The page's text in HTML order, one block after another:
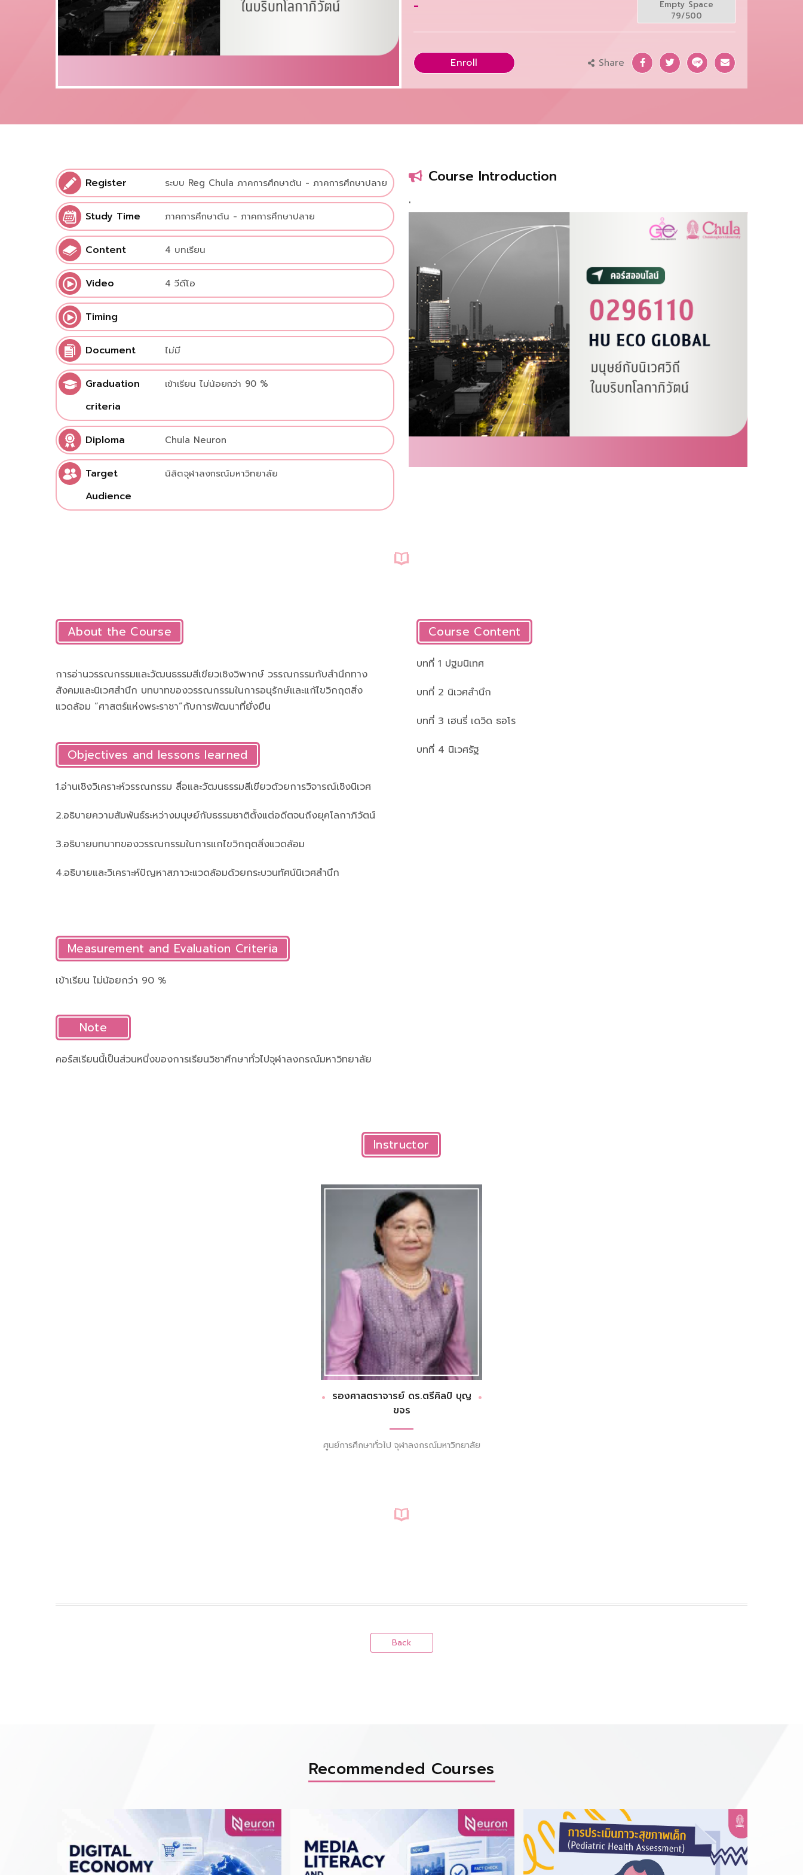
-
Empty Space
79/500
Enroll Share
Register ระบบ Reg Chula ภาคการศึกษาต้น - ภาคการศึกษาปลาย
Study Time ภาคการศึกษาต้น - ภาคการศึกษาปลาย
Content 4 บทเรียน
Video 4 วีดีโอ
Timing
Document ไม่มี
Graduation
criteria
เข้าเรียน ไม่น้อยกว่า 90 %
Diploma Chula Neuron
Target
Audience
นิสิตจุฬาลงกรณ์มหาวิทยาลัย
Course Introduction
'
About the Course
การอ่านวรรณกรรมและวัฒนธรรมสีเขียวเชิงวิพากษ์ วรรณกรรมกับสำนึกทาง
สังคมและนิเวศสำนึก บทบาทของวรรณกรรมในการอนุรักษ์และแก้ไขวิกฤตสิ่ง
แวดล้อม “ศาสตร์แห่งพระราชา”กับการพัฒนาที่ยั่งยืน
Objectives and lessons learned
1.อ่านเชิงวิเคราะห์วรรณกรรม สื่อและวัฒนธรรมสีเขียวด้วยการวิจารณ์เชิงนิเวศ
2.อธิบายความสัมพันธ์ระหว่างมนุษย์กับธรรมชาติตั้งแต่อดีตจนถึงยุคโลกาภิวัตน์
3.อธิบายบทบาทของวรรณกรรมในการแกไขวิกฤตสิ่งแวดล้อม
4.อธิบายและวิเคราะห์ปัญหาสภาวะแวดล้อมด้วยกระบวนทัศน์นิเวศสำนึก
Measurement and Evaluation Criteria
เข้าเรียน ไม่น้อยกว่า 90 %
Note
คอร์สเรียนนี้เป็นส่วนหนี่งของการเรียนวิชาศึกษาทั่วไปจุฬาลงกรณ์มหาวิทยาลัย
Course Content
บทที่ 1 ปฐมนิเทศ
บทที่ 2 นิเวศสำนึก
บทที่ 3 เฮนรี่ เดวิด ธอโร
บทที่ 4 นิเวศรัฐ
Instructor
รองศาสตราจารย์ ดร.ตรีศิลป์ บุญ
ขจร
ศูนย์การศึกษาทั่วไป จุฬาลงกรณ์มหาวิทยาลัย
Back
Recommended Courses